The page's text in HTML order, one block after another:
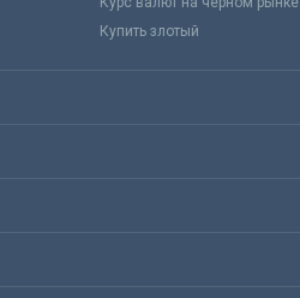
Купить злотый